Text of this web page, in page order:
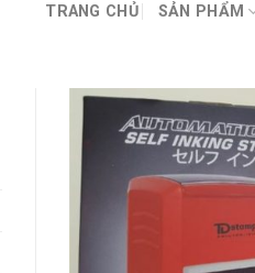
TRANG CHỦ SẢN PHẨM